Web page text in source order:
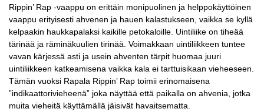
Rippin’ Rap -vaappu on erittäin monipuolinen ja helppokäyttöinen
vaappu erityisesti ahvenen ja hauen kalastukseen, vaikka se kyllä
kelpaakin haukkapalaksi kaikille petokaloille. Uintiliike on tiheää
tärinää ja räminäkuulien tirinää. Voimakkaan uintiliikkeen tuntee
vavan kärjessä asti ja usein ahventen tärpit huomaa juuri
uintiliikkeen katkeamisena vaikka kala ei tarttuisikaan vieheeseen.
Tämän vuoksi Rapala Rippin’ Rap toimii erinomaisena
”indikaattorivieheenä” joka näyttää että paikalla on ahvenia, jotka
muita vieheitä käyttämällä jäisivät havaitsematta.